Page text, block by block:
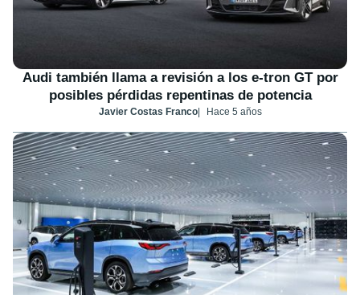
Audi también llama a revisión a los e-tron GT por
posibles pérdidas repentinas de potencia
Javier Costas Franco Hace 5 años